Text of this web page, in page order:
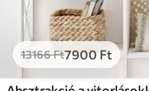
13166Ft7900 Ft